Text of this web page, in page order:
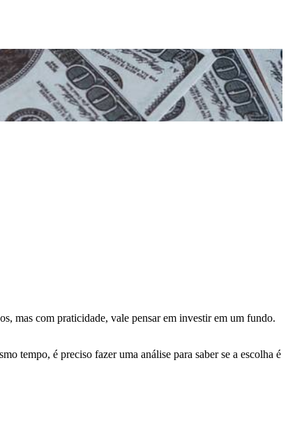
mas com praticidade, vale pensar em investir em um fundo.
tempo, é preciso fazer uma análise para saber se a escolha é